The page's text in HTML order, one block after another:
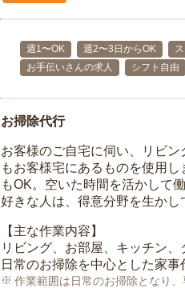
週1〜OK 週2〜3日からOK
お手伝いさんの求人
シフト自由
お掃除代行
お客様のご自宅に伺い、リビ
もお客様宅にあるものを使用
もOK。空いた時間を活かして
好きな人は、得意分野を生かし
【主な作業内容】
リビング、お部屋、キッチン
日常のお掃除を中心とした家事
作業範囲は日常のお掃除となり